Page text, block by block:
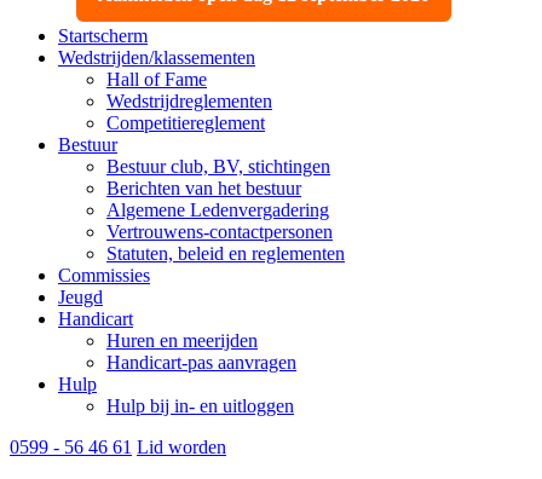
Startscherm
Wedstrijden/klassementen
Hall of Fame
Wedstrijdreglementen
Competitiereglement
Bestuur
Bestuur club, BV, stichtingen
Berichten van het bestuur
Algemene Ledenvergadering
Vertrouwens-contactpersonen
Statuten, beleid en reglementen
Commissies
Jeugd
Handicart
Huren en meerijden
Handicart-pas aanvragen
Hulp
Hulp bij in- en uitloggen
0599 - 56 46 61 Lid worden